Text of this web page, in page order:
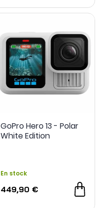
GoPro Hero 13 - Polar
White Edition
En stock
449,90 €